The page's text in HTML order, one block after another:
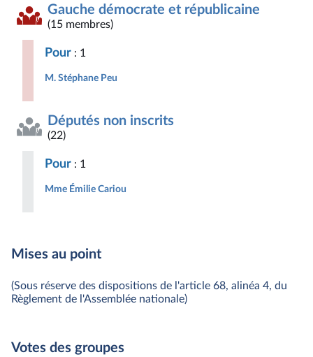
Gauche démocrate et républicaine
(15 membres)
Pour : 1
M. Stéphane Peu
Députés non inscrits
(22)
Pour : 1
Mme Émilie Cariou
Mises au point
(Sous réserve des dispositions de l'article 68, alinéa 4, du
Règlement de l'Assemblée nationale)
Votes des groupes